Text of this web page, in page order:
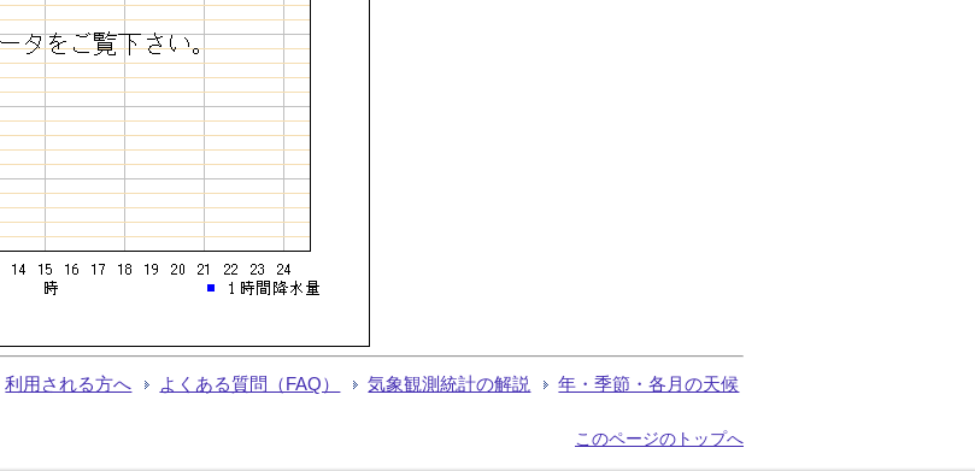
利用される方へ よくある質問（FAQ） 気象観測統計の解説 年・季節・各月の天候
このページのトップへ